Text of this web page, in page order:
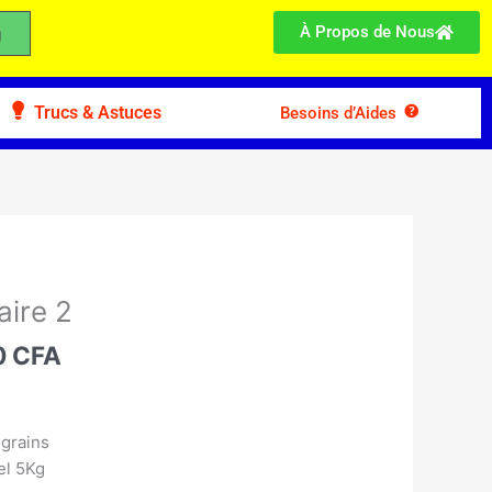
À Propos de Nous
Trucs & Astuces Besoins d’Aides
2
CFA
prix
actuel
5Kg